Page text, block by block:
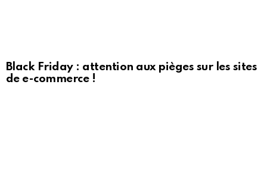
Black Friday : attention aux pièges sur les sites
de e-commerce !